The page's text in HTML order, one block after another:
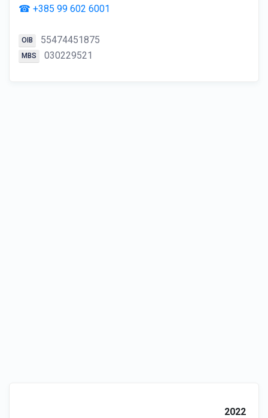
☎ +385 99 602 6001
OIB 55474451875
MBS 030229521
2022